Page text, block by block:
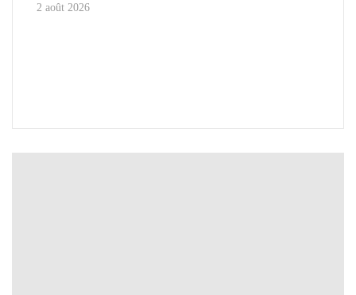
2 août 2026